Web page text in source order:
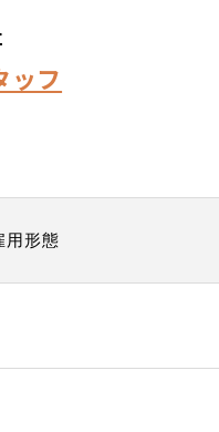
ッフ
用形態